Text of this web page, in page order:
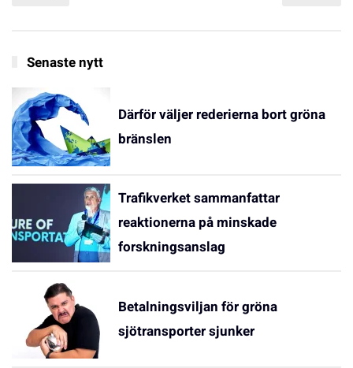
Senaste nytt
Därför väljer rederierna bort gröna
bränslen
Trafikverket sammanfattar
reaktionerna på minskade
forskningsanslag
Betalningsviljan för gröna
sjötransporter sjunker